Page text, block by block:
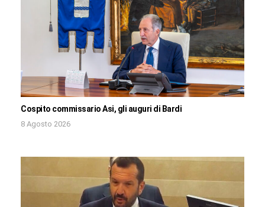
Cospito commissario Asi, gli auguri di Bardi
8 Agosto 2026